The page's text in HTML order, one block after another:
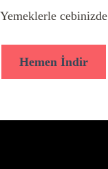
Yemeklerle cebinizde
Hemen İndir